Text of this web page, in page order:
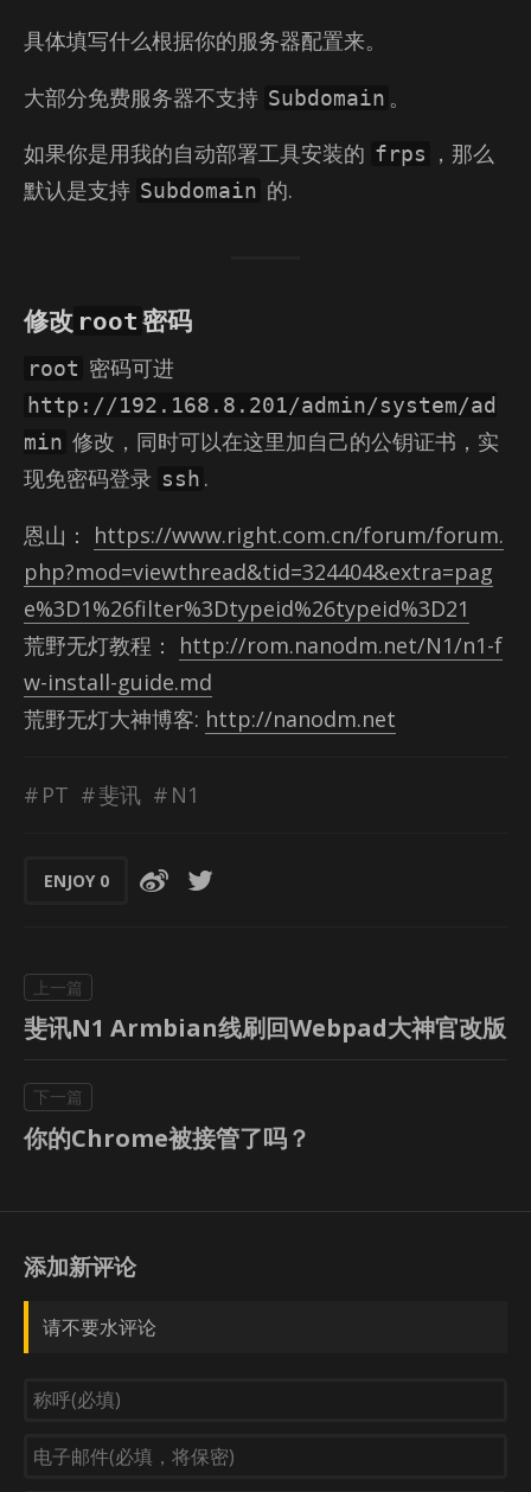
具体填写什么根据你的服务器配置来。
大部分免费服务器不支持 Subdomain 。
如果你是用我的自动部署工具安装的 frps
，那么
默认是支持 Subdomain 的.
修改 root 密码
root 密码可进
http://192.168.8.201/admin/system/ad
min 修改，同时可以在这里加自己的公钥证书，实
现免密码登录 ssh .
恩山： https://www.right.com.cn/forum/forum.
php?mod=viewthread&tid=324404&extra=pag
e%3D1%26filter%3Dtypeid%26typeid%3D21
荒野无灯教程： http://rom.nanodm.net/N1/n1-f
w-install-guide.md
荒野无灯大神博客: http://nanodm.net
PT 斐讯 N1
ENJOY 0
斐讯N1 Armbian线刷回Webpad大神官改版
你的Chrome被接管了吗？
添加新评论
请不要水评论